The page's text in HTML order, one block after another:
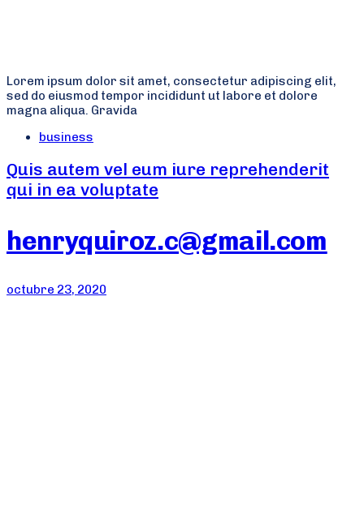
Lorem ipsum dolor sit amet, consectetur adipiscing elit,
sed do eiusmod tempor incididunt ut labore et dolore
magna aliqua. Gravida
Tags
business
Quis autem vel eum iure reprehenderit
qui in ea voluptate
henryquiroz.c@gmail.com
octubre 23, 2020